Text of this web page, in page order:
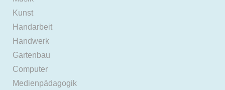
Kunst
Handarbeit
Handwerk
Gartenbau
Computer
Medienpädagogik